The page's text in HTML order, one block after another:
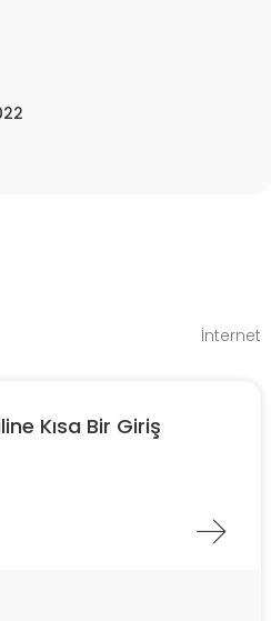
İnternet
Kısa Bir Giriş